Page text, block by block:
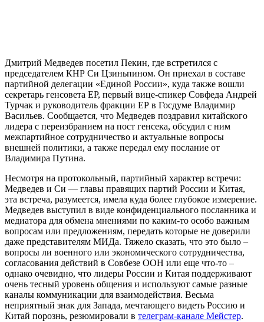
Дмитрий Медведев посетил Пекин, где встретился с
председателем КНР Си Цзиньпином. Он приехал в составе
партийной делегации «Единой России», куда также вошли
секретарь генсовета ЕР, первый вице-спикер Совфеда Андрей
Турчак и руководитель фракции ЕР в Госдуме Владимир
Васильев. Сообщается, что Медведев поздравил китайского
лидера с переизбранием на пост генсека, обсудил с ним
межпартийное сотрудничество и актуальные вопросы
внешней политики, а также передал ему послание от
Владимира Путина.
Несмотря на протокольный, партийный характер встречи:
Медведев и Си — главы правящих партий России и Китая,
эта встреча, разумеется, имела куда более глубокое измерение.
Медведев выступил в виде конфиденциального посланника и
медиатора для обмена мнениями по каким-то особо важным
вопросам или предложениям, передать которые не доверили
даже представителям МИДа. Тяжело сказать, что это было –
вопросы ли военного или экономического сотрудничества,
согласования действий в Совбезе ООН или еще что-то –
однако очевидно, что лидеры России и Китая поддерживают
очень тесный уровень общения и используют самые разные
каналы коммуникации для взаимодействия. Весьма
неприятный знак для Запада, мечтающего видеть Россию и
Китай порознь, резюмировали в телеграм-канале Мейстер.